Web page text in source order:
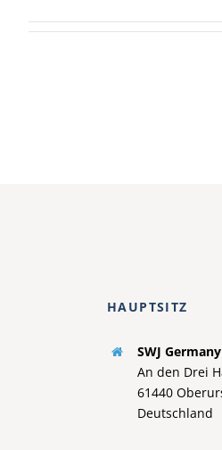
HAUPTSITZ
SWJ
An den Drei
61440
Deutschland